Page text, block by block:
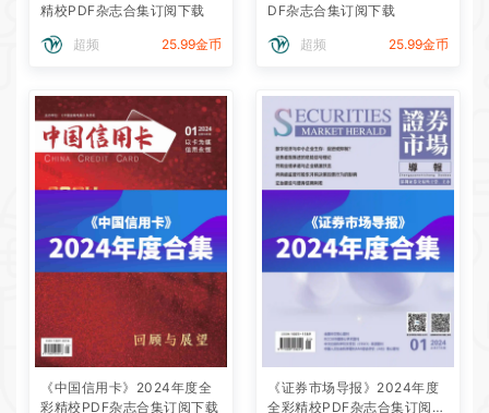
精校PDF杂志合集订阅下载
超频 25.99金币
DF杂志合集订阅下载
超频 25.99金币
《中国信用卡》2024年度全
彩精校PDF杂志合集订阅下载
《证券市场导报》2024年度
全彩精校PDF杂志合集订阅下